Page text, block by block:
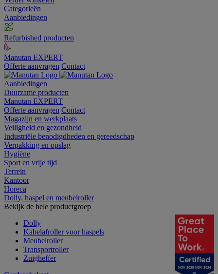
Categorieën
Aanbiedingen
Refurbished producten
Manutan EXPERT
Offerte aanvragen Contact
Aanbiedingen
Duurzame producten
Manutan EXPERT
Offerte aanvragen Contact
Magazijn en werkplaats
Veiligheid en gezondheid
Industriële benodigdheden en gereedschap
Verpakking en opslag
Hygiëne
Sport en vrije tijd
Terrein
Kantoor
Horeca
Dolly, haspel en meubelroller
Bekijk de hele productgroep
Dolly
Kabelafroller voor haspels
Meubelroller
Transportroller
Zuigheffer
NOV 2025-NOV 2026
NL